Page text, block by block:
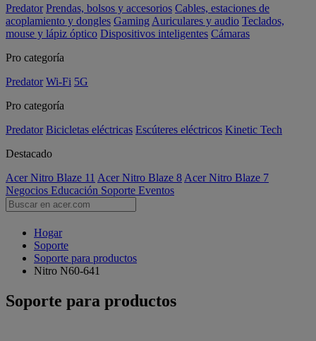
Predator Prendas, bolsos y accesorios Cables, estaciones de
acoplamiento y dongles Gaming Auriculares y audio Teclados,
mouse y lápiz óptico Dispositivos inteligentes Cámaras
Pro categoría
Predator Wi-Fi 5G
Pro categoría
Predator Bicicletas eléctricas Escúteres eléctricos Kinetic Tech
Destacado
Acer Nitro Blaze 11 Acer Nitro Blaze 8 Acer Nitro Blaze 7
Negocios Educación Soporte Eventos
Hogar
Soporte
Soporte para productos
Nitro N60-641
Soporte para productos